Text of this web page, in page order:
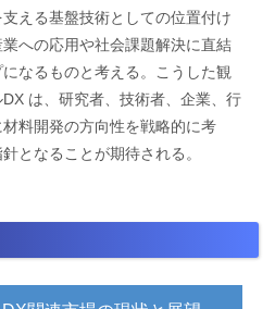
える基盤技術としての位置付け
への応用や社会課題解決に直結
なるものと考える。こうした観
は、研究者、技術者、企業、行
料開発の方向性を戦略的に考
となることが期待される。